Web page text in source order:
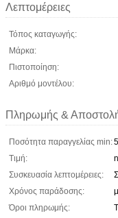
Λεπτομέρειες
Τόπος καταγωγής:
Μάρκα:
Πιστοποίηση:
Αριθμό μοντέλου:
Πληρωμής &
Ποσότητα παραγγελίας min:
Τιμή:
Συσκευασία λεπτομέρειες:
Χρόνος παράδοσης:
Όροι πληρωμής: